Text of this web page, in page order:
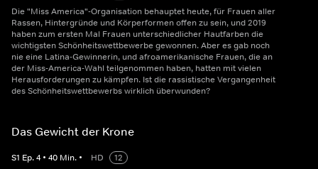
Die "Miss America"-Organisation behauptet heute, für Frauen aller
Rassen, Hintergründe und Körperformen offen zu sein, und 2019
haben zum ersten Mal Frauen unterschiedlicher Hautfarben die
wichtigsten Schönheitswettbewerbe gewonnen. Aber es gab noch
nie eine Latina-Gewinnerin, und afroamerikanische Frauen, die an
der Miss-America-Wahl teilgenommen haben, hatten mit vielen
Herausforderungen zu kämpfen. Ist die rassistische Vergangenheit
des Schönheitswettbewerbs wirklich überwunden?
Das Gewicht der Krone
S1 Ep.4 • 40 Min. • HD
12